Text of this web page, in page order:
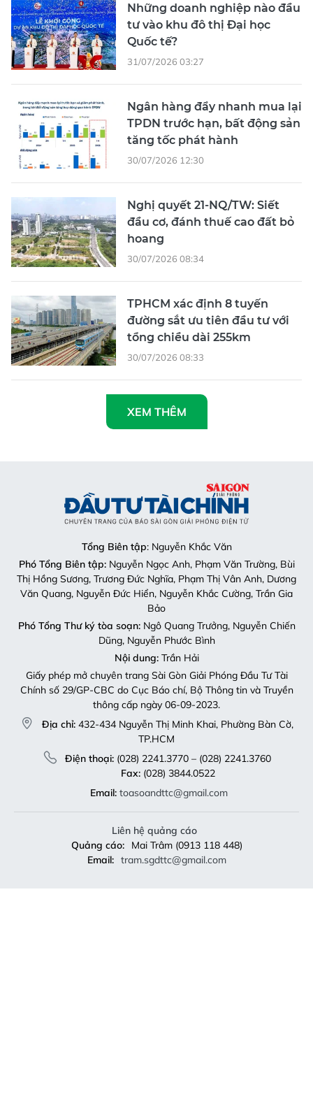
Những doanh nghiệp nào đầu
tư vào khu đô thị Đại học
Quốc tế?
31/07/2026 03:27
Ngân hàng đẩy nhanh mua lại
TPDN trước hạn, bất động sản
tăng tốc phát hành
30/07/2026 12:30
Nghị quyết 21-NQ/TW: Siết
đầu cơ, đánh thuế cao đất bỏ
hoang
30/07/2026 08:34
TPHCM xác định 8 tuyến
đường sắt ưu tiên đầu tư với
tổng chiều dài 255km
30/07/2026 08:33
XEM THÊM
Tổng Biên tập: Nguyễn Khắc Văn
Phó Tổng Biên tập:Nguyễn Ngọc Anh, Phạm Văn Trường, Bùi
Thị Hồng Sương, Trương Đức Nghĩa, Phạm Thị Vân Anh, Dương
Văn Quang, Nguyễn Đức Hiển, Nguyễn Khắc Cường, Trần Gia
Bảo
Phó Tổng Thư ký tòa soạn:Ngô Quang Trưởng, Nguyễn Chiến
Dũng, Nguyễn Phước Bình
Nội dung:Trần Hải
Giấy phép mở chuyên trang Sài Gòn Giải Phóng Đầu Tư Tài
Chính số 29/GP-CBC do Cục Báo chí, Bộ Thông tin và Truyền
thông cấp ngày 06-09-2023.
Địa chỉ: 432-434 Nguyễn Thị Minh Khai, Phường Bàn Cờ,
TP.HCM
Điện thoại:(028) 2241.3770 – (028) 2241.3760
Fax:(028) 3844.0522
Email: toasoandttc@gmail.com
Liên hệ quảng cáo
Quảng cáo:
Mai Trâm (0913 118 448)
Email: tram.sgdttc@gmail.com